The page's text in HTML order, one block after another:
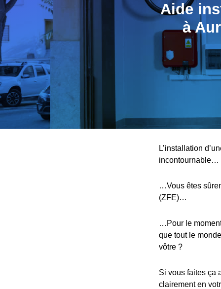
Aide
à
L’installation
incontournable…
…Vous êtes
(ZFE)…
…Pour le
que tout le
vôtre ?
Si vous faites ça
clairement en